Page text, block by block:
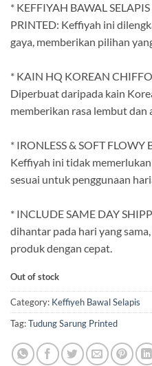
* KEFFIYAH BAWAL
PRINTED: Keffiyah ini
gaya, memberikan pilihan
* KAIN HQ KOREAN
Diperbuat daripada kain
memberikan rasa lembut dan
* IRONLESS & SOFT
Keffiyah ini tidak
sesuai untuk penggunaan
* INCLUDE SAME DAY
dihantar pada hari yang
produk dengan cepat.
Out of stock
Category: Keffiyeh Bawal Selapis
Tag:Tudung Sarung Printed